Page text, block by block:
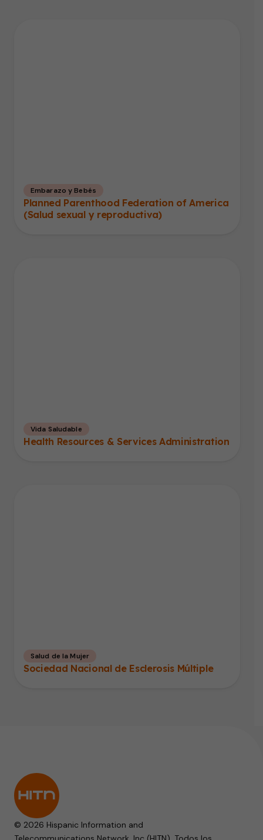
Embarazo y Bebés
Planned Parenthood Federation of America
(Salud sexual y reproductiva)
Vida Saludable
Health Resources & Services Administration
Salud de la Mujer
Sociedad Nacional de Esclerosis Múltiple
© 2026 Hispanic Information and